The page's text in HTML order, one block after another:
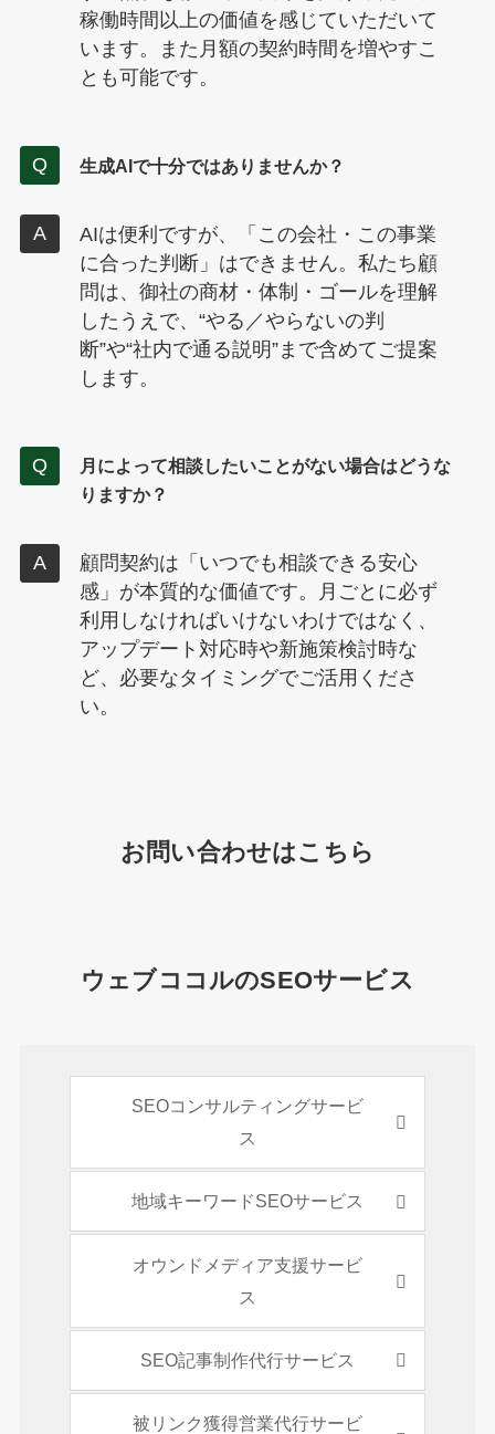
稼働時間以上の価値を感じていただいて
います。また月額の契約時間を増やすこ
とも可能です。
生成AIで十分ではありませんか？
AIは便利ですが、「この会社・この事業
に合った判断」はできません。私たち顧
問は、御社の商材・体制・ゴールを理解
したうえで、“やる／やらないの判
断”や“社内で通る説明”まで含めてご提案
します。
月によって相談したいことがない場合はどうな
りますか？
顧問契約は「いつでも相談できる安心
感」が本質的な価値です。月ごとに必ず
利用しなければいけないわけではなく、
アップデート対応時や新施策検討時な
ど、必要なタイミングでご活用くださ
い。
お問い合わせはこちら
ウェブココルのSEOサービス
SEOコンサルティングサービ
ス
地域キーワードSEOサービス
オウンドメディア支援サービ
ス
SEO記事制作代行サービス
被リンク獲得営業代行サービ